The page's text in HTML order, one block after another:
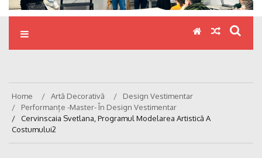
Home Artă Decorativă
Design Vestimentar
Performanțe -master- În Design Vestimentar
Cervinscaia Svetlana, Programul Modelarea Artistică A
Costumului2